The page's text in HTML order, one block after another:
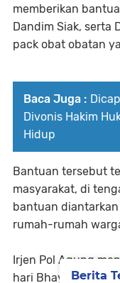
memberikan
Dandim Siak, serta
pack obat obatan
Baca Juga :
Divonis Hakim
Hidup
Bantuan tersebut
masyarakat, di
bantuan
rumah-rumah
Irjen Pol Agung
hari Bhayangkara
Berita